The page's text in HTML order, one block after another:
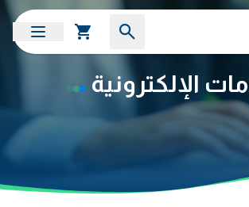
الإلكترونية